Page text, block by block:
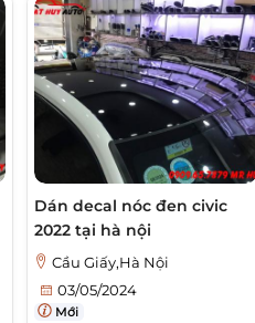
Dán decal nóc đen civic
2022 tại hà nội
Cầu Giấy,Hà Nội
03/05/2024
Mới